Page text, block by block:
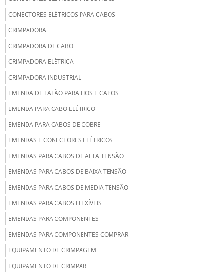
CONECTORES ELÉTRICOS PARA CABOS
CRIMPADORA
CRIMPADORA DE CABO
CRIMPADORA ELÉTRICA
CRIMPADORA INDUSTRIAL
EMENDA DE LATÃO PARA FIOS E CABOS
EMENDA PARA CABO ELÉTRICO
EMENDA PARA CABOS DE COBRE
EMENDAS E CONECTORES ELÉTRICOS
EMENDAS PARA CABOS DE ALTA TENSÃO
EMENDAS PARA CABOS DE BAIXA TENSÃO
EMENDAS PARA CABOS DE MEDIA TENSÃO
EMENDAS PARA CABOS FLEXÍVEIS
EMENDAS PARA COMPONENTES
EMENDAS PARA COMPONENTES COMPRAR
EQUIPAMENTO DE CRIMPAGEM
EQUIPAMENTO DE CRIMPAR